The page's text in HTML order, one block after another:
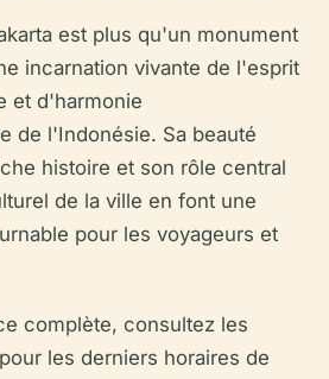
est plus qu'un monument
incarnation vivante de l'esprit
et d'harmonie
de l'Indonésie. Sa beauté
histoire et son rôle central
de la ville en font une
pour les voyageurs et
complète, consultez les
les derniers horaires de